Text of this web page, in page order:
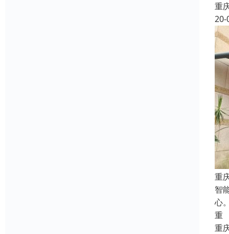
重
20-
重
智
心
重
重